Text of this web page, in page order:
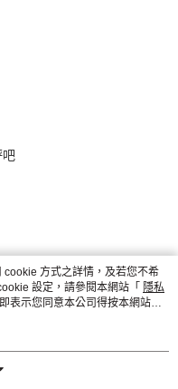
方式之詳情，及若您不希
設定，請參閱本網站「 隱私
表示您同意本公司得按本網站使